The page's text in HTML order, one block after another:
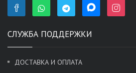
СЛУЖБА ПОДДЕРЖКИ
ДОСТАВКА И ОПЛАТА